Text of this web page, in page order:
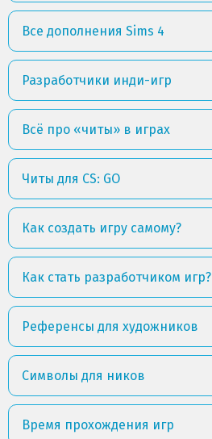
Все дополнения Sims 4
Разработчики инди-игр
Всё про «читы» в играх
Читы для CS: GO
Как создать игру самому?
Как стать разработчиком игр?
Референсы для художников
Символы для ников
Время прохождения игр